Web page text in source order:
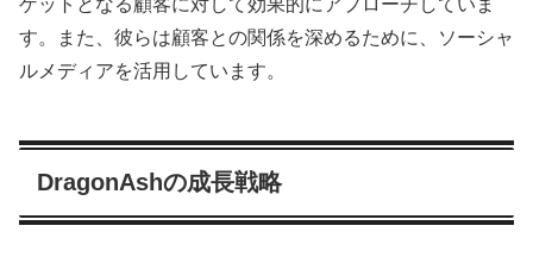
ゲットとなる顧客に対して効果的にアプローチしていま
す。また、彼らは顧客との関係を深めるために、ソーシャ
ルメディアを活用しています。
DragonAshの成長戦略